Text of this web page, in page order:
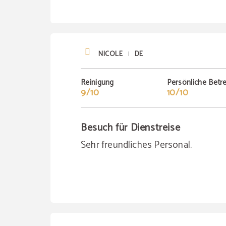
NICOLE | DE
Reinigung
9/10
Persönliche
10/10
Besuch für Dienstreise
Sehr freundliches Personal.